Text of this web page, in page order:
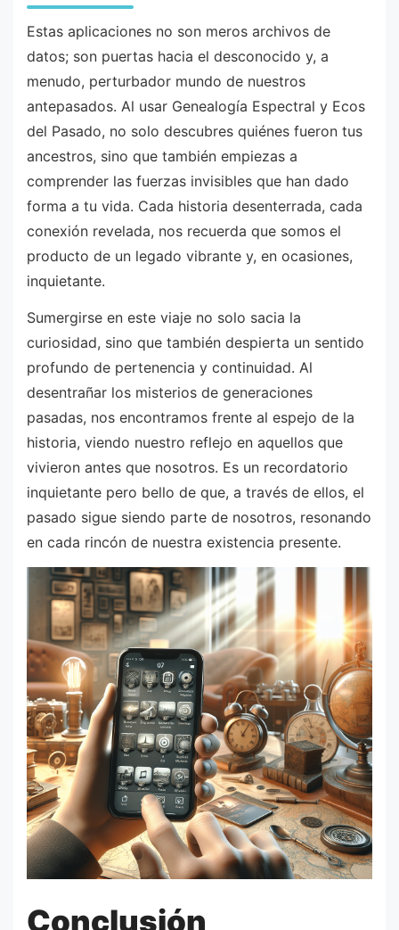
Estas aplicaciones no son meros archivos de
datos; son puertas hacia el desconocido y, a
menudo, perturbador mundo de nuestros
antepasados. Al usar Genealogía Espectral y Ecos
del Pasado, no solo descubres quiénes fueron tus
ancestros, sino que también empiezas a
comprender las fuerzas invisibles que han dado
forma a tu vida. Cada historia desenterrada, cada
conexión revelada, nos recuerda que somos el
producto de un legado vibrante y, en ocasiones,
inquietante.
Sumergirse en este viaje no solo sacia la
curiosidad, sino que también despierta un sentido
profundo de pertenencia y continuidad. Al
desentrañar los misterios de generaciones
pasadas, nos encontramos frente al espejo de la
historia, viendo nuestro reflejo en aquellos que
vivieron antes que nosotros. Es un recordatorio
inquietante pero bello de que, a través de ellos, el
pasado sigue siendo parte de nosotros, resonando
en cada rincón de nuestra existencia presente.
Conclusión